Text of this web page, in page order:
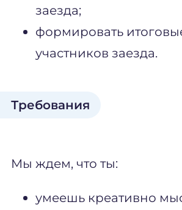
заезда;
формировать
участников заезда.
Требования
Мы ждем, что ты:
умеешь креативно